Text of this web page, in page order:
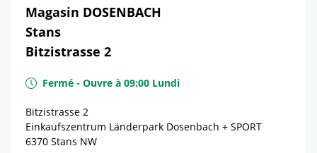
Magasin DOSENBACH
Stans
Bitzistrasse 2
Fermé - Ouvre à 09:00 Lundi
Bitzistrasse 2
Einkaufszentrum Länderpark Dosenbach + SPORT
6370 Stans NW